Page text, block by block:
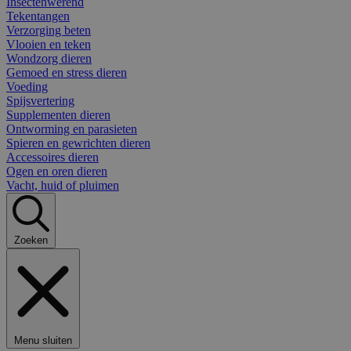
Tekentangen
Verzorging beten
Vlooien en teken
Wondzorg dieren
Gemoed en stress dieren
Voeding
Spijsvertering
Supplementen dieren
Ontworming en parasieten
Spieren en gewrichten dieren
Accessoires dieren
Ogen en oren dieren
Vacht, huid of pluimen
Zoeken
Menu sluiten